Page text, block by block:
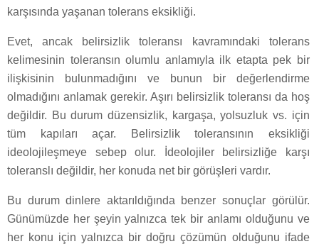
karşısında yaşanan tolerans eksikliği.
Evet, ancak belirsizlik toleransı kavramındaki tolerans
kelimesinin toleransın olumlu anlamıyla ilk etapta pek bir
ilişkisinin bulunmadığını ve bunun bir değerlendirme
olmadığını anlamak gerekir. Aşırı belirsizlik toleransı da hoş
değildir. Bu durum düzensizlik, kargaşa, yolsuzluk vs. için
tüm kapıları açar. Belirsizlik toleransının eksikliği
ideolojileşmeye sebep olur. İdeolojiler belirsizliğe karşı
toleranslı değildir, her konuda net bir görüşleri vardır.
Bu durum dinlere aktarıldığında benzer sonuçlar görülür.
Günümüzde her şeyin yalnızca tek bir anlamı olduğunu ve
her konu için yalnızca bir doğru çözümün olduğunu ifade